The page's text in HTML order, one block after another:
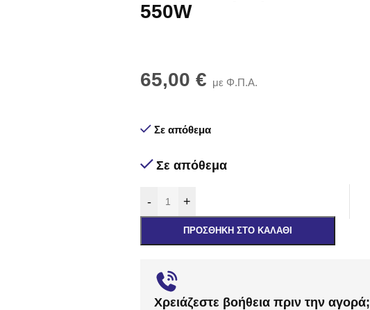
550W
65,00 € με Φ.Π.Α.
Σε απόθεμα
Σε απόθεμα
- +
ΠΡΟΣΘΉΚΗ ΣΤΟ ΚΑΛΆΘΙ
Χρειάζεστε βοήθεια πριν την αγορά;